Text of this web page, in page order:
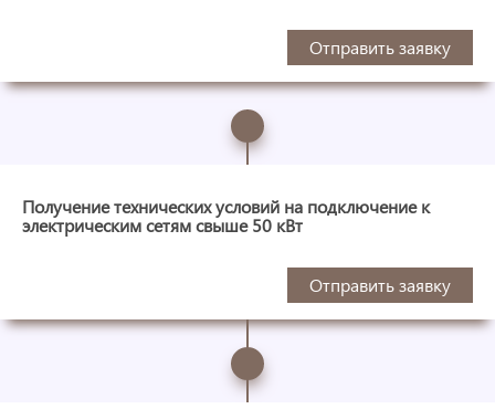
Отправить заявку
Получение технических условий на подключение к
электрическим сетям свыше 50 кВт
Отправить заявку